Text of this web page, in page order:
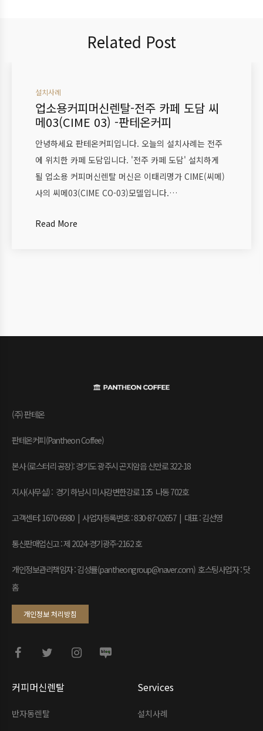
Related Post
설치사례
업소용커피머신렌탈-전주 카페 도담 씨
메03(CIME 03) -판테온커피
안녕하세요 판테온커피입니다. 오늘의 설치사례는 전주
에 위치한 카페 도담입니다. '전주 카페 도담' 설치하게
될 업소용 커피머신렌탈 머신은 이태리명가 CIME(씨메)
사의 씨메03(CIME CO-03)모델입니다.…
Read More
커피머신렌탈
반자동렌탈
Services
설치사례
(주) 판테온
판테온커피(Pantheon Coffee)
본사 (로스터리 공장): 경기도 광주시 곤지암읍 신만로 322-18
지사(사무실) : 경기 하남시 미사강변한강로 135 나동 702호
고객센터: 1670-6980 | 사업자등록번호 : 830-87-02657 | 대표 : 김선영
통신판매업신고 : 제 2024-경기광주-2162 호
개인정보관리책임자 : 김성률(pantheongroup@naver.com) 호스팅사업자 : 닷
홈
개인정보 처리방침